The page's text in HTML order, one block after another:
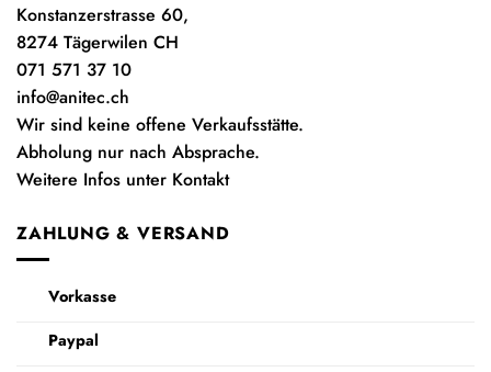
Konstanzerstrasse 60,
8274 Tägerwilen CH
071 571 37 10
info@anitec.ch
Wir sind keine offene Verkaufsstätte.
Abholung nur nach Absprache.
Weitere Infos unter Kontakt
ZAHLUNG & VERSAND
Vorkasse
Paypal